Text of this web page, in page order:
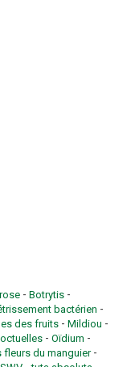
- Botrytis -
bactérien -
des fruits - Mildiou -
- Oïdium -
fleurs du manguier-